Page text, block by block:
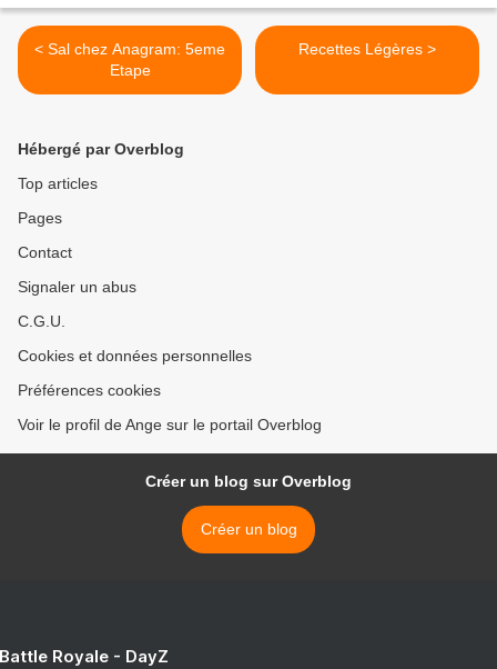
< Sal chez Anagram: 5eme
Etape
Recettes Légères >
Hébergé par Overblog
Top articles
Pages
Contact
Signaler un abus
C.G.U.
Cookies et données personnelles
Préférences cookies
Voir le profil de Ange sur le portail Overblog
Créer un blog sur Overblog
Créer un blog
Royale - DayZ